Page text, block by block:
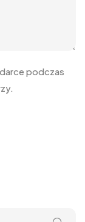
podczas